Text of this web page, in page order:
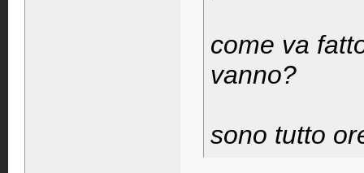
come va
vanno?
sono tutto